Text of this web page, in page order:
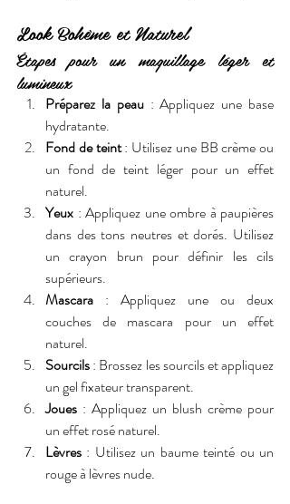
Look Bohème et Naturel
Étapes pour un maquillage léger et
lumineux
Préparez la peau : Appliquez une base
hydratante.
Fond de teint : Utilisez une BB crème ou
un fond de teint léger pour un effet
naturel.
Yeux : Appliquez une ombre à paupières
dans des tons neutres et dorés. Utilisez
un crayon brun pour définir les cils
supérieurs.
Mascara : Appliquez une ou deux
couches de mascara pour un effet
naturel.
Sourcils : Brossez les sourcils et appliquez
un gel fixateur transparent.
Joues : Appliquez un blush crème pour
un effet rosé naturel.
Lèvres : Utilisez un baume teinté ou un
rouge à lèvres nude.